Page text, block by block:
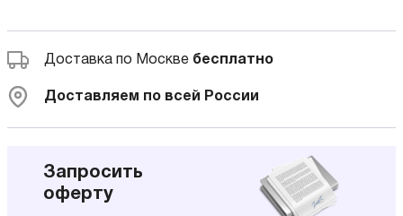
Доставка по Москве бесплатно
Доставляем по всей России
Запросить
оферту